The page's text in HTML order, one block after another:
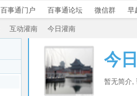
百事通门户 百事通论坛 微信群 早
互动灌南 今日灌南
今
暂无简介,